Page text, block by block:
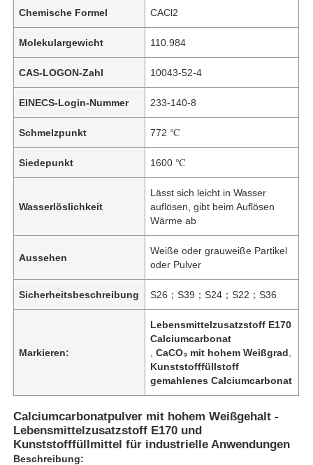
Chemische Formel CACl2
Molekulargewicht 110.984
CAS-LOGON-Zahl 10043-52-4
EINECS-Login-Nummer 233-140-8
Schmelzpunkt 772 ℃
Siedepunkt 1600 ℃
Wasserlöslichkeit
Lässt sich leicht in Wasser
auflösen, gibt beim Auflösen
Wärme ab
Aussehen
Weiße oder grauweiße Partikel
oder Pulver
Sicherheitsbeschreibung S26；S39；S24；S22；S36
Markieren:
Lebensmittelzusatzstoff E170
Calciumcarbonat
,CaCO₃ mit hohem Weißgrad
Kunststofffüllstoff
gemahlenes Calciumcarbonat
Calciumcarbonatpulver mit hohem Weißgehalt -
Lebensmittelzusatzstoff E170 und
Kunststofffüllmittel für industrielle Anwendungen
Beschreibung: